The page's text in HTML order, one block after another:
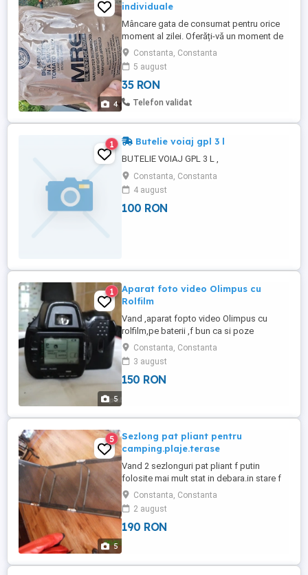
4
individuale
Mâncare gata de consumat pentru orice
moment al zilei. Oferăți-vă un moment de
răsfăț cu această mâncare pregătită rapid
și ușor. Perfect pentru a fi luată cu tine
oriunde te duci.
Constanta, Constanta
5 august
35 RON
Telefon validat
1 Butelie voiaj gpl 3 l
BUTELIE VOIAJ GPL 3 L ,
Constanta, Constanta
4 august
100 RON
5
1
Aparat foto video Olimpus cu
Rolfilm
Vand ,aparat fopto video Olimpus cu
rolfilm,pe baterii ,f bun ca si poze
executate.pentru varsta lui ,este inca bun
de POZE ! Are bagate baterii noi ,le detin si
pe cele vechi.pret pentru incepatori ,150
lei.
Constanta, Constanta
3 august
150 RON
5
5
Sezlong pat pliant pentru
camping.plaje.terase
Vand 2 sezlonguri pat pliant f putin
folosite mai mult stat in debara.in stare f
buna .cu umbreluta si modulu de pa cap
cu 3 trepte de fixare.Pret 190 lei buc.decat
sa dai la plaje vara 50 lei zi la un sezlong
.in trei zile ti-ai scos aproape investitia si-ti
Constanta, Constanta
2 august
190 RON